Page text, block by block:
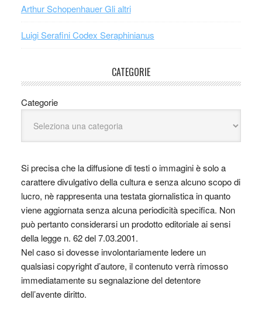
Arthur Schopenhauer Gli altri
Luigi Serafini Codex Seraphinianus
CATEGORIE
Categorie
Si precisa che la diffusione di testi o immagini è solo a
carattere divulgativo della cultura e senza alcuno scopo di
lucro, nè rappresenta una testata giornalistica in quanto
viene aggiornata senza alcuna periodicità specifica. Non
può pertanto considerarsi un prodotto editoriale ai sensi
della legge n. 62 del 7.03.2001.
Nel caso si dovesse involontariamente ledere un
qualsiasi copyright d’autore, il contenuto verrà rimosso
immediatamente su segnalazione del detentore
dell’avente diritto.